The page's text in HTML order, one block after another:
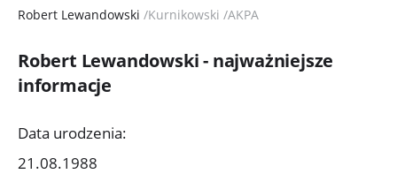
Robert Lewandowski /Kurnikowski /AKPA
Robert Lewandowski - najważniejsze
informacje
Data urodzenia:
21.08.1988